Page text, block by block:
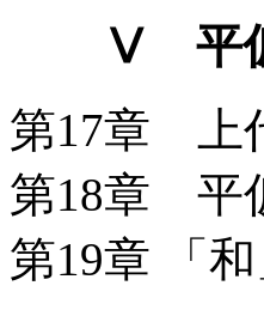
Ⅴ 平
第17章 上
第18章 平
第19章 「